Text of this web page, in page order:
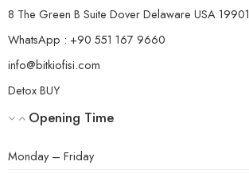
8 The Green B Suite Dover Delaware USA 19901
WhatsApp : +90 551 167 9660
info@bitkiofisi.com
Detox BUY
Opening Time
Monday – Friday